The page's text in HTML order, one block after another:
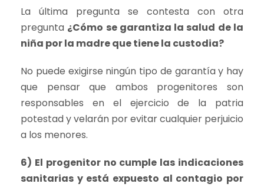
La última pregunta se contesta con otra
pregunta ¿Cómo se garantiza la salud de la
niña por la madre que tiene la custodia?
No puede exigirse ningún tipo de garantía y hay
que pensar que ambos progenitores son
responsables en el ejercicio de la patria
potestad y velarán por evitar cualquier perjuicio
a los menores.
6) El progenitor no cumple las indicaciones
sanitarias y está expuesto al contagio por